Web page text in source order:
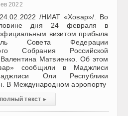
2022
/НИАТ «Ховар»/. Во
дня 24 февраля в
визитом прибыла
Совета Федерации
Собрания Российской
Матвиенко. Об этом
сообщили в Маджлиси
Оли Республики
В Международном аэропорту
текст ▸